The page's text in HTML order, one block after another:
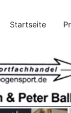
Startseite